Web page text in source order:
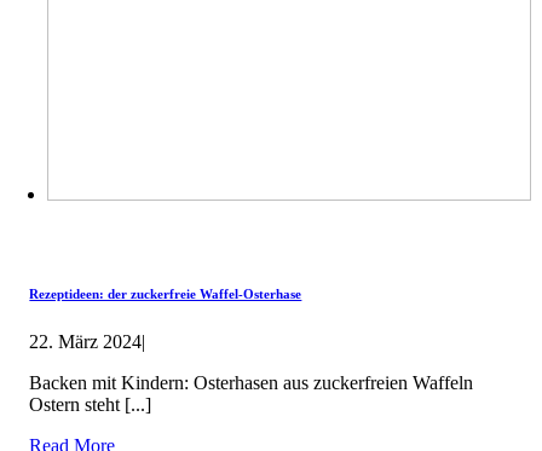
Rezeptideen: der zuckerfreie Waffel-Osterhase
22. März 2024|
Backen mit Kindern: Osterhasen aus zuckerfreien Waffeln
Ostern steht [...]
Read More